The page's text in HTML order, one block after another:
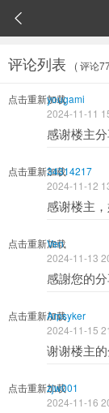

评论列表 ( 评论
点击重新加载yougami
2024-11-11
感谢楼主
点击重新加载34314217
2024-11-12
感谢楼主
点击重新加载
Ven
2024-11-13
感謝您的
点击重新加载Arpsyker
2024-11-15
谢谢楼主
点击重新加载
zjw001
2024-11-16